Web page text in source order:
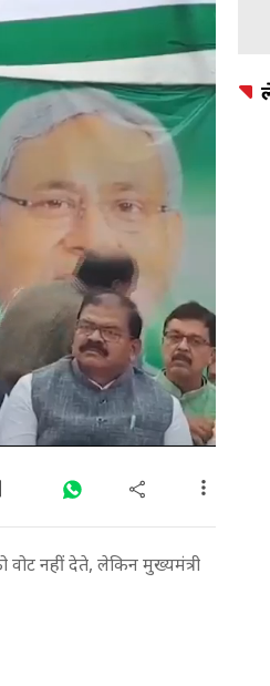
नहीं देते, लेकिन मुख्यमंत्री